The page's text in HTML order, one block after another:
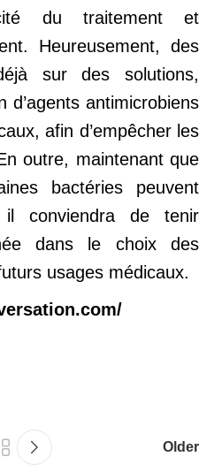
du traitement et
Heureusement, des
sur des solutions,
d’agents antimicrobiens
afin d’empêcher les
outre, maintenant que
bactéries peuvent
il conviendra de tenir
dans le choix des
usages médicaux.
Older